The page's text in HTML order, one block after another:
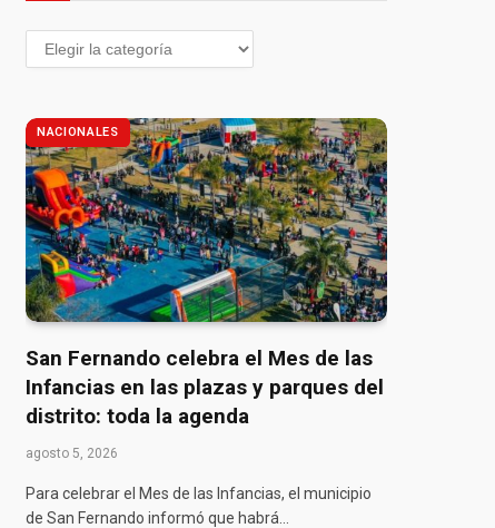
NACIONALES
San Fernando celebra el Mes de las
Infancias en las plazas y parques del
distrito: toda la agenda
agosto 5, 2026
Para celebrar el Mes de las Infancias, el municipio
de San Fernando informó que habrá…